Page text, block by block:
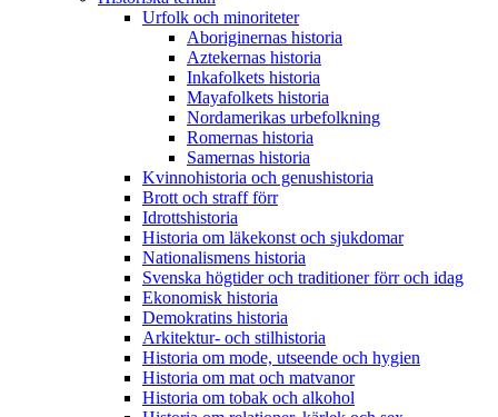
Urfolk och minoriteter
Aboriginernas historia
Aztekernas historia
Inkafolkets historia
Mayafolkets historia
Nordamerikas urbefolkning
Romernas historia
Samernas historia
Kvinnohistoria och genushistoria
Brott och straff förr
Idrottshistoria
Historia om läkekonst och sjukdomar
Nationalismens historia
Svenska högtider och traditioner förr och idag
Ekonomisk historia
Demokratins historia
Arkitektur- och stilhistoria
Historia om mode, utseende och hygien
Historia om mat och matvanor
Historia om tobak och alkohol